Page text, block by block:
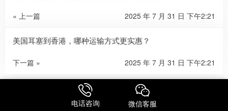
« 上一篇 2025 年 7 月 31 日 下午2:21
美国耳塞到香港，哪种运输方式更实惠？
下一篇 » 2025 年 7 月 31 日 下午2:21
电话咨询 微信客服